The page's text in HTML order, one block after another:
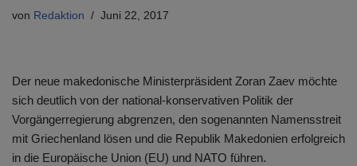
von Redaktion Juni 22, 2017
Der neue makedonische Ministerpräsident Zoran Zaev möchte
sich deutlich von der national-konservativen Politik der
Vorgängerregierung abgrenzen, den sogenannten Namensstreit
mit Griechenland lösen und die Republik Makedonien erfolgreich
in die Europäische Union (EU) und NATO führen.